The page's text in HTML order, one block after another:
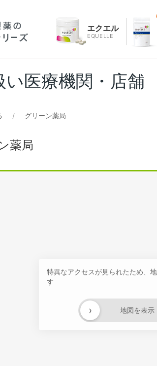
エクエル
EQUELLE
い医療機関・店舗
グリーン薬局
薬局
特異なアクセスが見られたため、
す
地図を表示
›